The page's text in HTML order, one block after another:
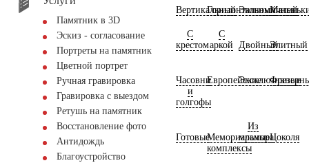
Памятник в 3D
Эскиз - согласование
Портреты на памятник
Цветной портрет
Ручная гравировка
Гравировка с выездом
Ретушь на памятник
Восстановление фото
Антидождь
Благоустройство
ВертикальныйГоризонтальный
Экономичный
С
крестом
С
аркой
ДвойныйЭлитный
Часовни
и
голгофы
ЕвропейскиеЭксклюзивные
ГотовыеМемориальные
комплексы
Из
мрамораЦоколя